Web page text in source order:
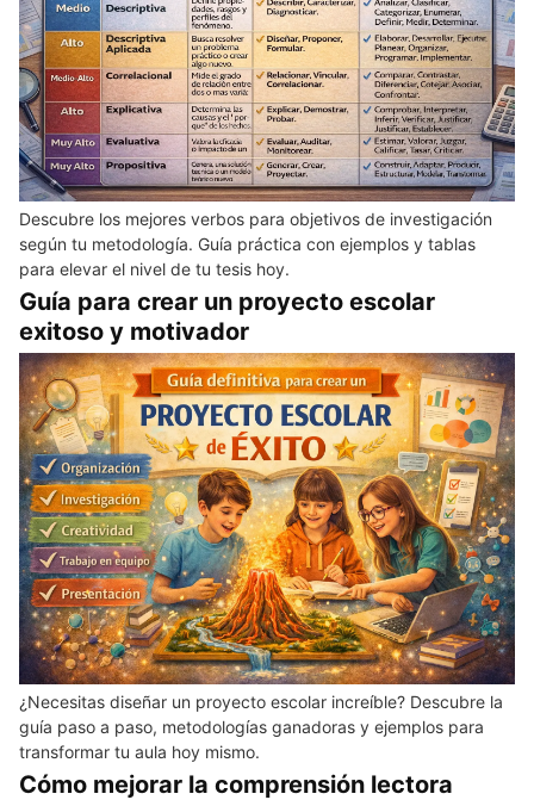
Descubre los mejores verbos para objetivos de investigación
según tu metodología. Guía práctica con ejemplos y tablas
para elevar el nivel de tu tesis hoy.
Guía para crear un proyecto escolar
exitoso y motivador
¿Necesitas diseñar un proyecto escolar increíble? Descubre la
guía paso a paso, metodologías ganadoras y ejemplos para
transformar tu aula hoy mismo.
Cómo mejorar la comprensión lectora